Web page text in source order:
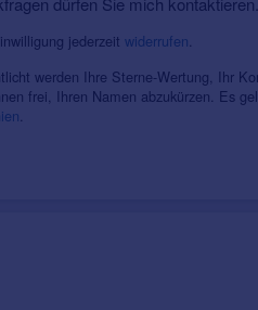
jederzeit widerrufen.
werden Ihre Sterne-Wertung, Ihr
frei, Ihren Namen abzukürzen. Es
.